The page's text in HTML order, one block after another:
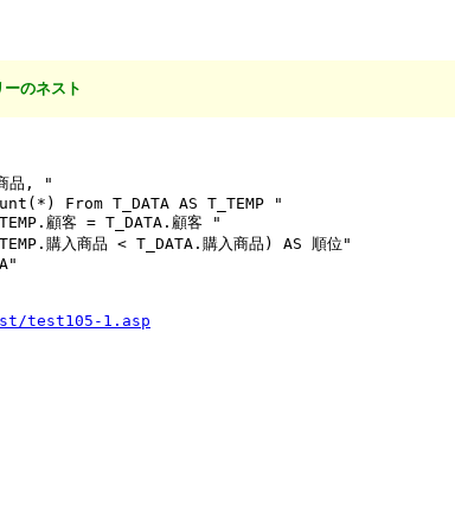
のネスト
品, "
From T_DATA AS T_TEMP "
顧客 = T_DATA.顧客 "
購入商品 < T_DATA.購入商品) AS 順位"
test105-1.asp